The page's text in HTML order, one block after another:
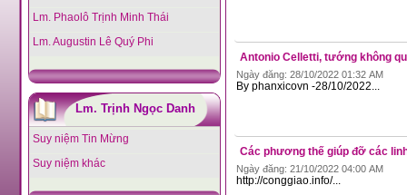
Lm. Phaolô Trịnh Minh Thái
Lm. Augustin Lê Quý Phi
Lm. Trịnh Ngọc Danh
Suy niệm Tin Mừng
Suy niệm khác
Antonio Celletti, tướng không
Ngày đăng: 28/10/2022 01:32 AM
By phanxicovn -28/10/2022...
Các phương thế giúp đỡ các
Ngày đăng: 21/10/2022 04:00 AM
http://conggiao.info/...